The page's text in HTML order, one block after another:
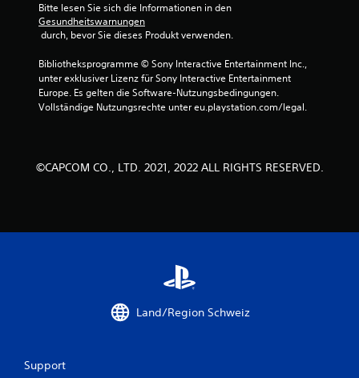
5
7
B
w
Bitte lesen Sie sich die Informationen in den
Gesundheitswarnungen
durch, bevor Sie dieses Produkt verwenden.
Bibliotheksprogramme © Sony Interactive Entertainment Inc.,
unter exklusiver Lizenz für Sony Interactive Entertainment
Europe. Es gelten die Software-Nutzungsbedingungen.
Vollständige Nutzungsrechte unter eu.playstation.com/legal.
©CAPCOM CO., LTD. 2021, 2022 ALL RIGHTS RESERVED.
Land/Region Schweiz
Support